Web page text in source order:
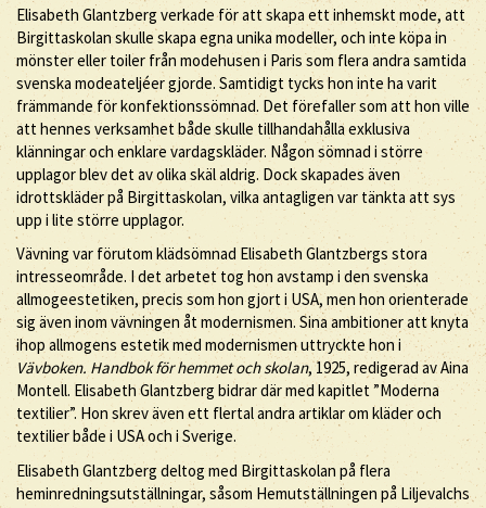
Elisabeth Glantzberg verkade för att skapa ett inhemskt mode, att
Birgittaskolan skulle skapa egna unika modeller, och inte köpa in
mönster eller toiler från modehusen i Paris som flera andra samtida
svenska modeateljéer gjorde. Samtidigt tycks hon inte ha varit
främmande för konfektionssömnad. Det förefaller som att hon ville
att hennes verksamhet både skulle tillhandahålla exklusiva
klänningar och enklare vardagskläder. Någon sömnad i större
upplagor blev det av olika skäl aldrig. Dock skapades även
idrottskläder på Birgittaskolan, vilka antagligen var tänkta att sys
upp i lite större upplagor.
Vävning var förutom klädsömnad Elisabeth Glantzbergs stora
intresseområde. I det arbetet tog hon avstamp i den svenska
allmogeestetiken, precis som hon gjort i USA, men hon orienterade
sig även inom vävningen åt modernismen. Sina ambitioner att knyta
ihop allmogens estetik med modernismen uttryckte hon i
Vävboken. Handbok för hemmet och skolan, 1925, redigerad av Aina
Montell. Elisabeth Glantzberg bidrar där med kapitlet ”Moderna
textilier”. Hon skrev även ett flertal andra artiklar om kläder och
textilier både i USA och i Sverige.
Elisabeth Glantzberg deltog med Birgittaskolan på flera
heminredningsutställningar, såsom Hemutställningen på Liljevalchs